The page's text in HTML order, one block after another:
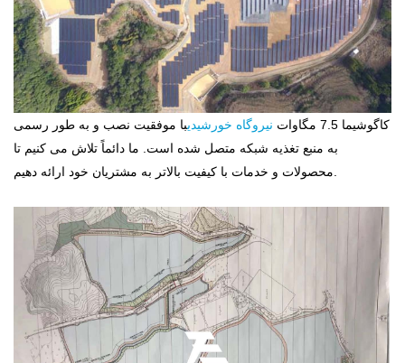
کاگوشیما 7.5 مگاوات نیروگاه خورشیدیبا موفقیت نصب و به طور رسمی
به منبع تغذیه شبکه متصل شده است. ما دائماً تلاش می کنیم تا